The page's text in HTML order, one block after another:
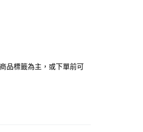
品標籤為主，或下單前可